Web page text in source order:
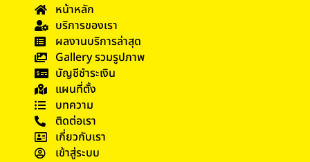
หน้าหลัก
บริการของเรา
ผลงานบริการล่าสุด
Gallery รวมรูปภาพ
บัญชีชำระเงิน
แผนที่ตั้ง
บทความ
ติดต่อเรา
เกี่ยวกับเรา
เข้าสู่ระบบ